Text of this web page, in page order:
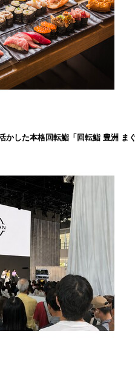
かした本格回転鮨「回転鮨 豊洲 ま